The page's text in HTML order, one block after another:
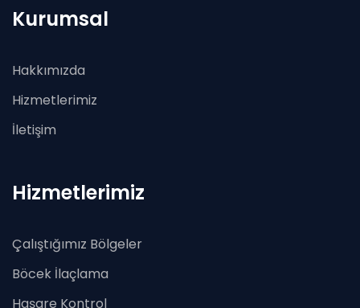
Kurumsal
Hakkımızda
Hizmetlerimiz
İletişim
Hizmetlerimiz
Çalıştığımız Bölgeler
Böcek İlaçlama
Haşare Kontrol